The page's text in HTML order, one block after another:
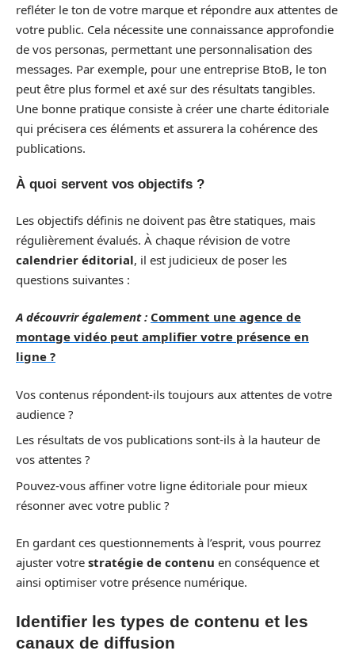
refléter le ton de votre marque et répondre aux attentes de
votre public. Cela nécessite une connaissance approfondie
de vos personas, permettant une personnalisation des
messages. Par exemple, pour une entreprise BtoB, le ton
peut être plus formel et axé sur des résultats tangibles.
Une bonne pratique consiste à créer une charte éditoriale
qui précisera ces éléments et assurera la cohérence des
publications.
À quoi servent vos objectifs ?
Les objectifs définis ne doivent pas être statiques, mais
régulièrement évalués. À chaque révision de votre
calendrier éditorial, il est judicieux de poser les
questions suivantes :
A découvrir également : Comment une agence de
montage vidéo peut amplifier votre présence en
ligne ?
Vos contenus répondent-ils toujours aux attentes de votre
audience ?
Les résultats de vos publications sont-ils à la hauteur de
vos attentes ?
Pouvez-vous affiner votre ligne éditoriale pour mieux
résonner avec votre public ?
En gardant ces questionnements à l’esprit, vous pourrez
ajuster votre stratégie de contenu en conséquence et
ainsi optimiser votre présence numérique.
Identifier les types de contenu et les
canaux de diffusion